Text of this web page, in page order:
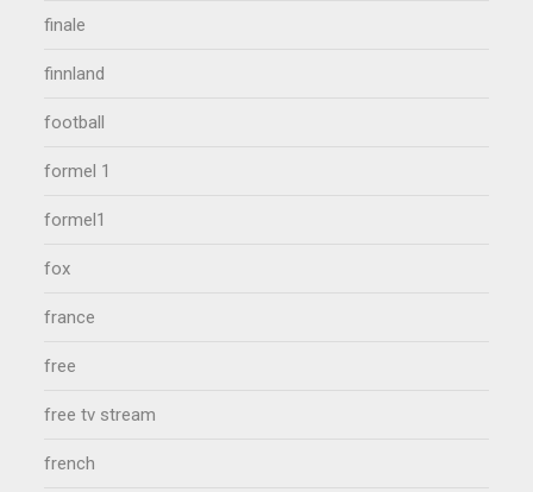
finale
finnland
football
formel 1
formel1
fox
france
free
free tv stream
french